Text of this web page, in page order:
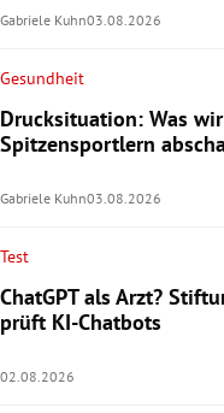
Gabriele Kuhn03.08.2026
Gesundheit
Drucksituation: Was
Spitzensportlern
Gabriele Kuhn03.08.2026
Test
ChatGPT als Arzt?
prüft KI-Chatbots
02.08.2026